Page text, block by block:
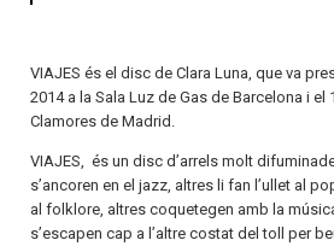
VIAJES és el disc de Clara Luna, que va
2014 a la Sala Luz de Gas de Barcelona i el
Clamores de Madrid.
VIAJES, és un disc d’arrels molt
s’ancoren en el jazz, altres li fan l’ullet al
al folklore, altres coquetegen amb la
s’escapen cap a l’altre costat del toll per